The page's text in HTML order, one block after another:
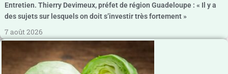
Entretien. Thierry Devimeux, préfet de région Guadeloupe : « Il y a
des sujets sur lesquels on doit s’investir très fortement »
7 août 2026